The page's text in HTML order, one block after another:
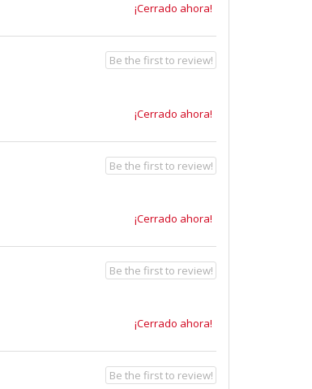
¡Cerrado ahora!
¡Cerrado ahora!
Be the first to review!
¡Cerrado ahora!
Be the first to review!
¡Cerrado ahora!
Be the first to review!
Be the first to review!